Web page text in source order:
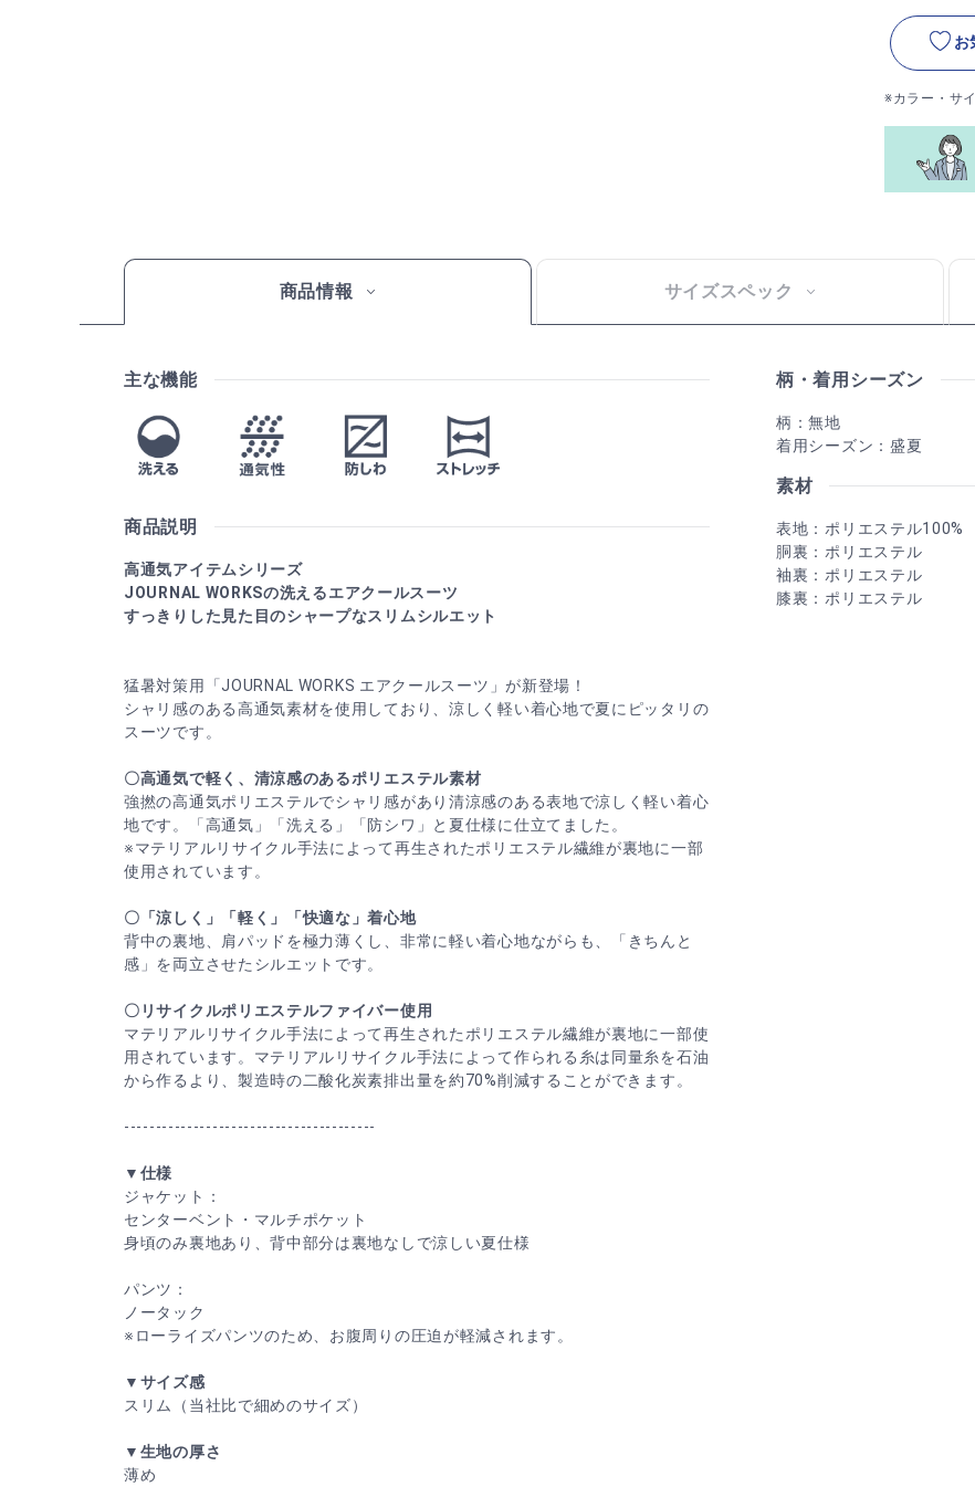
お
※カラー・サ
商品情報 サイズスペック
主な機能
商品説明
高通気アイテムシリーズ
JOURNAL WORKSの洗えるエアクールスーツ
すっきりした見た目のシャープなスリムシルエット
猛暑対策用「JOURNAL WORKS エアクールスーツ」が新登場！
シャリ感のある高通気素材を使用しており、涼しく軽い着心地で夏にピッタリの
スーツです。
〇高通気で軽く、清涼感のあるポリエステル素材
強撚の高通気ポリエステルでシャリ感があり清涼感のある表地で涼しく軽い着心
地です。「高通気」「洗える」「防シワ」と夏仕様に仕立てました。
※マテリアルリサイクル手法によって再生されたポリエステル繊維が裏地に一部
使用されています。
〇「涼しく」「軽く」「快適な」着心地
背中の裏地、肩パッドを極力薄くし、非常に軽い着心地ながらも、「きちんと
感」を両立させたシルエットです。
〇リサイクルポリエステルファイバー使用
マテリアルリサイクル手法によって再生されたポリエステル繊維が裏地に一部使
用されています。マテリアルリサイクル手法によって作られる糸は同量糸を石油
から作るより、製造時の二酸化炭素排出量を約70%削減することができます。
----------------------------------------
▼仕様
ジャケット：
センターベント・マルチポケット
身頃のみ裏地あり、背中部分は裏地なしで涼しい夏仕様
パンツ：
ノータック
※ローライズパンツのため、お腹周りの圧迫が軽減されます。
▼サイズ感
スリム（当社比で細めのサイズ）
▼生地の厚さ
薄め
柄・着用シーズン
柄：無地
着用シーズン：盛夏
素材
表地：ポリエステル100%
胴裏：ポリエステル
袖裏：ポリエステル
膝裏：ポリエステル